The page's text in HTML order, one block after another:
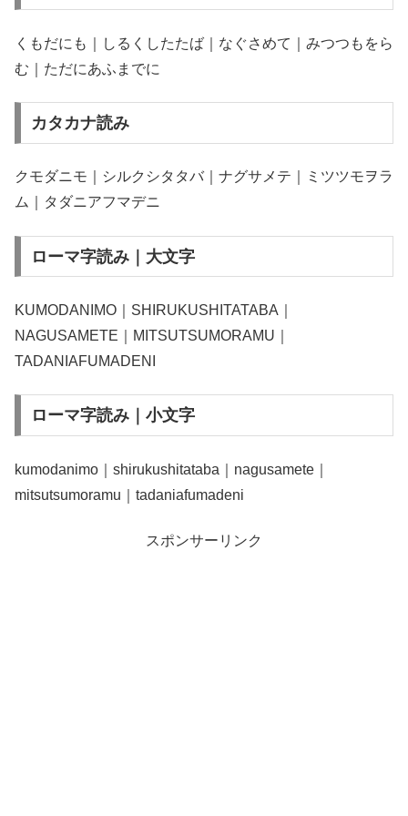
くもだにも｜しるくしたたば｜なぐさめて｜みつつもをら
む｜ただにあふまでに
カタカナ読み
クモダニモ｜シルクシタタバ｜ナグサメテ｜ミツツモヲラ
ム｜タダニアフマデニ
ローマ字読み｜大文字
KUMODANIMO｜SHIRUKUSHITATABA｜
NAGUSAMETE｜MITSUTSUMORAMU｜
TADANIAFUMADENI
ローマ字読み｜小文字
kumodanimo｜shirukushitataba｜nagusamete｜
mitsutsumoramu｜tadaniafumadeni
スポンサーリンク